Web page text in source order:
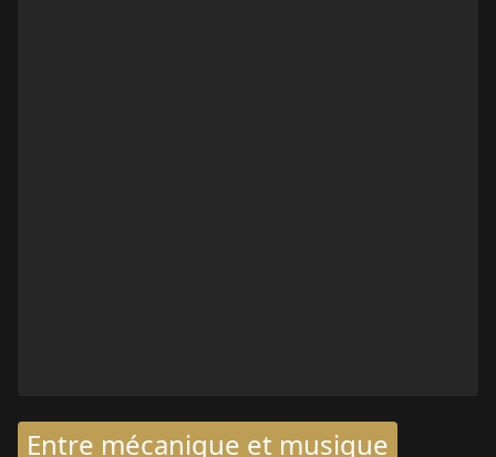
Entre mécanique et musique